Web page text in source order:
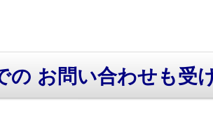
の お問い合わせも受